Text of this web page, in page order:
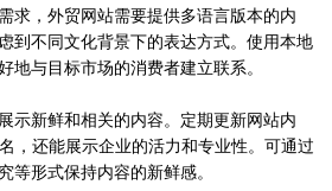
求，外贸网站需要提供多语言版本的内
到不同文化背景下的表达方式。使用本地
地与目标市场的消费者建立联系。
示新鲜和相关的内容。定期更新网站内
，还能展示企业的活力和专业性。可通过
等形式保持内容的新鲜感。